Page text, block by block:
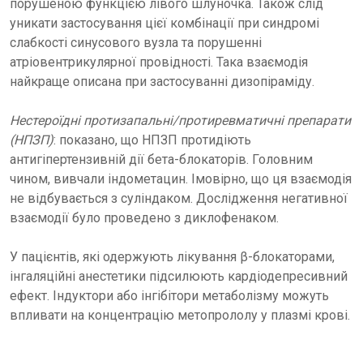
порушеною функцією лівого шлуночка. Також слід
уникати застосування цієї комбінації при синдромі
слабкості синусового вузла та порушенні
атріовентрикулярної провідності. Така взаємодія
найкраще описана при застосуванні дизопіраміду.
Нестероїдні протизапальні/протиревматичні препарати
(НПЗП): показано, що НПЗП протидіють
антигіпертензивній дії бета-блокаторів. Головним
чином, вивчали індометацин. Імовірно, що ця взаємодія
не відбувається з суліндаком. Дослідження негативної
взаємодії було проведено з диклофенаком.
У пацієнтів, які одержують лікування β-блокаторами,
інгаляційні анестетики підсилюють кардіодепресивний
ефект. Індуктори або інгібітори метаболізму можуть
впливати на концентрацію метопрололу у плазмі крові.